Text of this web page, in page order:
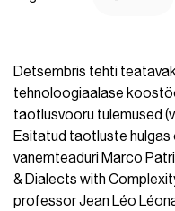
Detsembris tehti
tehnoloogiaalase
taotlusvooru tulemused
Esitatud taotluste hulgas
vanemteaduri Marco
& Dialects with
professor Jean Léo